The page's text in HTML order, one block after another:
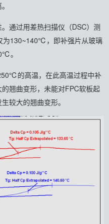
通过用差热扫描仪（DSC）测
为130~140℃，即补强片从玻璃
。
的高温，在此高温过程中补
翘曲变形，未能对FPC软板起
较大的翘曲变形。